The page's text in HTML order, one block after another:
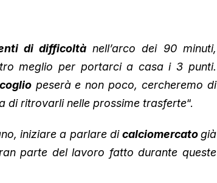
di difficoltà nell’arco dei 90 minuti,
meglio per portarci a casa i 3 punti.
peserà e non poco, cercheremo di
di ritrovarli nelle prossime trasferte“.
iniziare a parlare dicalciomercatogià
parte del lavoro fatto durante queste